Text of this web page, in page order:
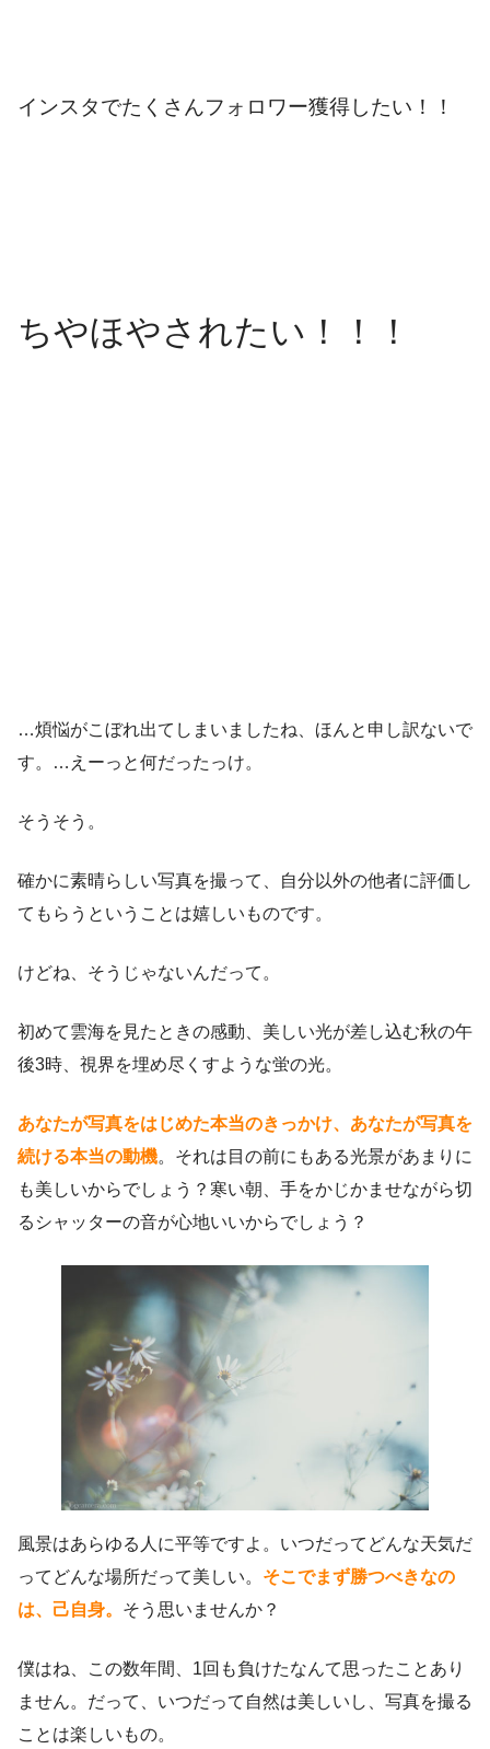
インスタでたくさんフォロワー獲得したい！！
ちやほやされたい！！！
…煩悩がこぼれ出てしまいましたね、ほんと申し訳ないで
す。…えーっと何だったっけ。
そうそう。
確かに素晴らしい写真を撮って、自分以外の他者に評価し
てもらうということは嬉しいものです。
けどね、そうじゃないんだって。
初めて雲海を見たときの感動、美しい光が差し込む秋の午
後3時、視界を埋め尽くすような蛍の光。
あなたが写真をはじめた本当のきっかけ、あなたが写真を
続ける本当の動機。それは目の前にもある光景があまりに
も美しいからでしょう？寒い朝、手をかじかませながら切
るシャッターの音が心地いいからでしょう？
風景はあらゆる人に平等ですよ。いつだってどんな天気だ
ってどんな場所だって美しい。 そこでまず勝つべきなの
は、己自身。 そう思いませんか？
僕はね、この数年間、1回も負けたなんて思ったことあり
ません。だって、いつだって自然は美しいし、写真を撮る
ことは楽しいもの。